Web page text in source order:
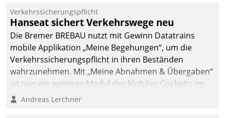
Verkehrssicherungspflicht
Hanseat sichert Verkehrswege neu
Die Bremer BREBAU nutzt mit Gewinn Datatrains
mobile Applikation „Meine Begehungen“, um die
Verkehrssicherungspflicht in ihren Beständen
wahrzunehmen. Mit „Meine Abnahmen & Übergaben“
ist nun ein weiteres Modul des Mobilen Cockpits im
Einsatz.
Andreas Lerchner